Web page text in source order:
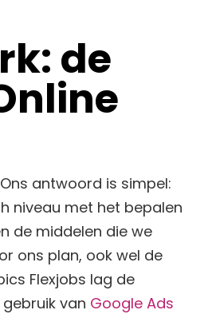
de
antwoord is simpel:
niveau met het bepalen
de middelen die we
ons plan, ook wel de
Flexjobs lag de
van Google Ads